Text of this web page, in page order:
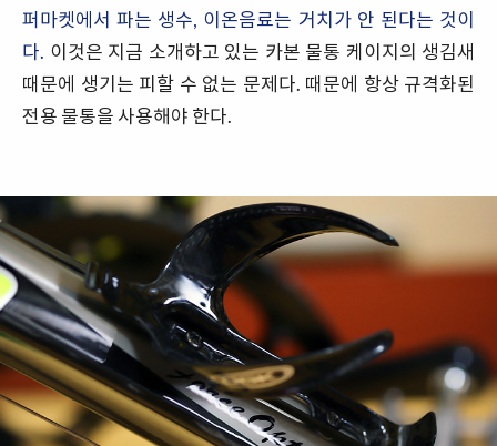
퍼마켓에서 파는 생수, 이온음료는 거치가 안 된다는 것이
다. 이것은 지금 소개하고 있는 카본 물통 케이지의 생김새
때문에 생기는 피할 수 없는 문제다. 때문에 항상 규격화된
전용 물통을 사용해야 한다.